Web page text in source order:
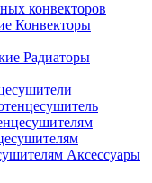
конвекторов
Конвекторы
Радиаторы
Аксессуары